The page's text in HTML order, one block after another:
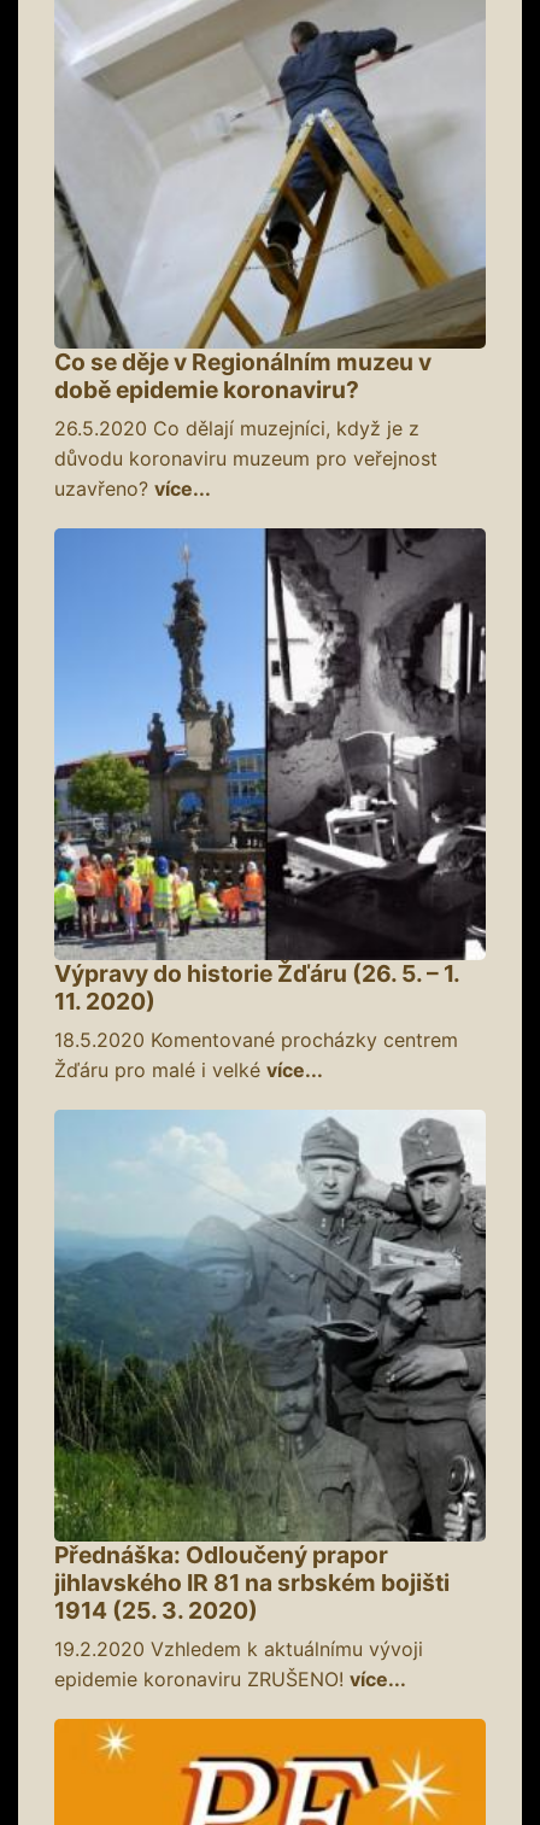
Co se děje v Regionálním muzeu v
době epidemie koronaviru?
26.5.2020 Co dělají muzejníci, když je z
důvodu koronaviru muzeum pro veřejnost
uzavřeno? více...
Výpravy do historie Žďáru (26. 5. – 1.
11. 2020)
18.5.2020 Komentované procházky centrem
Žďáru pro malé i velké více...
Přednáška: Odloučený prapor
jihlavského IR 81 na srbském bojišti
1914 (25. 3. 2020)
19.2.2020 Vzhledem k aktuálnímu vývoji
epidemie koronaviru ZRUŠENO! více...